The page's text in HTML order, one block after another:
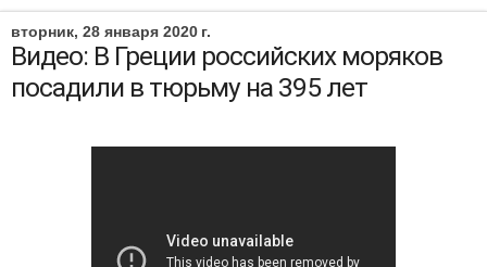
вторник, 28 января 2020 г.
Видео: В Греции российских моряков
посадили в тюрьму на 395 лет